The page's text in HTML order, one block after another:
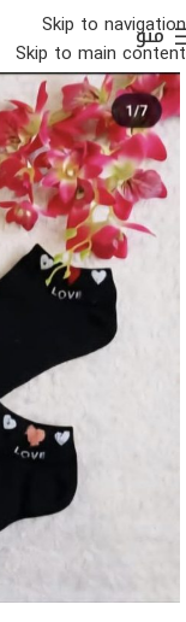
Skip to navigation
Skip to main content
منو